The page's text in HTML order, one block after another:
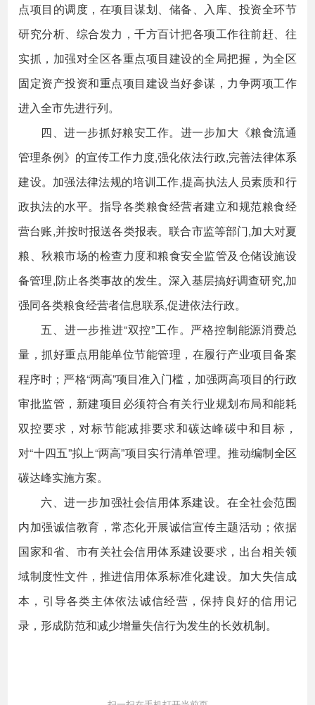
点项目的调度，在项目谋划、储备、入库、投资全环节
研究分析、综合发力，千方百计把各项工作往前赶、往
实抓，加强对全区各重点项目建设的全局把握，为全区
固定资产投资和重点项目建设当好参谋，力争两项工作
进入全市先进行列。
四、进一步抓好粮安工作。进一步加大《粮食流通
管理条例》的宣传工作力度,强化依法行政,完善法律体系
建设。加强法律法规的培训工作,提高执法人员素质和行
政执法的水平。指导各类粮食经营者建立和规范粮食经
营台账,并按时报送各类报表。联合市监等部门,加大对夏
粮、秋粮市场的检查力度和粮食安全监管及仓储设施设
备管理,防止各类事故的发生。深入基层搞好调查研究,加
强同各类粮食经营者信息联系,促进依法行政。
五、进一步推进“双控”工作。严格控制能源消费总
量，抓好重点用能单位节能管理，在履行产业项目备案
程序时；严格“两高”项目准入门槛，加强两高项目的行政
审批监管，新建项目必须符合有关行业规划布局和能耗
双控要求，对标节能减排要求和碳达峰碳中和目标，
对“十四五”拟上“两高”项目实行清单管理。推动编制全区
碳达峰实施方案。
六、进一步加强社会信用体系建设。在全社会范围
内加强诚信教育，常态化开展诚信宣传主题活动；依据
国家和省、市有关社会信用体系建设要求，出台相关领
域制度性文件，推进信用体系标准化建设。加大失信成
本，引导各类主体依法诚信经营，保持良好的信用记
录，形成防范和减少增量失信行为发生的长效机制。